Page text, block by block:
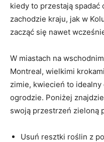
kiedy to przestają spadać
zachodzie ⁣kraju, jak w
zacząć się nawet
W​ miastach na
Montreal, wielkimi
zimie, kwiecień‌ to
⁢ogrodzie. Poniżej
swoją przestrzeń zieloną
Usuń resztki ⁤roślin z